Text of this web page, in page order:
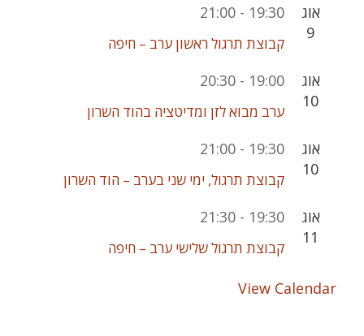
אוג
9
19:30
-
21:00
קבוצת תרגול ראשון ערב – חיפה
אוג
10
19:00
-
20:30
ערב מבוא לזן ומדיטציה בהוד השרון
אוג
10
19:30
-
21:00
קבוצת תרגול, ימי שני בערב – הוד השרון
אוג
11
19:30
-
21:30
קבוצת תרגול שלישי ערב – חיפה
View Calendar